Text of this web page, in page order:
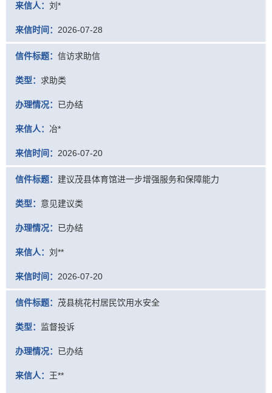
来信人： 刘*
来信时间： 2026-07-28
信件标题： 信访求助信
类型： 求助类
办理情况： 已办结
来信人： 冶*
来信时间： 2026-07-20
信件标题： 建议茂县体育馆进一步增强服务和保障能力
类型： 意见建议类
办理情况： 已办结
来信人： 刘**
来信时间： 2026-07-20
信件标题： 茂县桃花村居民饮用水安全
类型： 监督投诉
办理情况： 已办结
来信人： 王**